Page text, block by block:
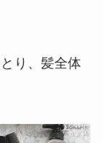
り、髪全体